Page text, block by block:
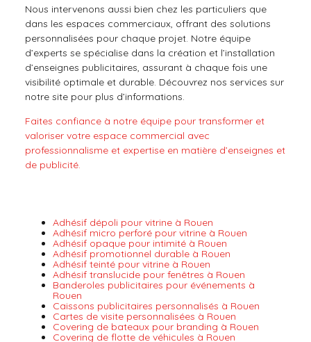
Nous intervenons aussi bien chez les particuliers que
dans les espaces commerciaux, offrant des solutions
personnalisées pour chaque projet. Notre équipe
d’experts se spécialise dans la création et l’installation
d’enseignes publicitaires, assurant à chaque fois une
visibilité optimale et durable. Découvrez nos services sur
notre site pour plus d’informations.
Faites confiance à notre équipe pour transformer et
valoriser votre espace commercial avec
professionnalisme et expertise en matière d’enseignes et
de publicité.
Adhésif dépoli pour vitrine à Rouen
Adhésif micro perforé pour vitrine à Rouen
Adhésif opaque pour intimité à Rouen
Adhésif promotionnel durable à Rouen
Adhésif teinté pour vitrine à Rouen
Adhésif translucide pour fenêtres à Rouen
Banderoles publicitaires pour événements à
Rouen
Caissons publicitaires personnalisés à Rouen
Cartes de visite personnalisées à Rouen
Covering de bateaux pour branding à Rouen
Covering de flotte de véhicules à Rouen